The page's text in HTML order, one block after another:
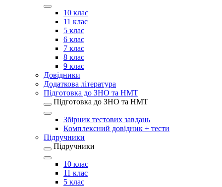
10 клас
11 клас
5 клас
6 клас
7 клас
8 клас
9 клас
Довідники
Додаткова література
Підготовка до ЗНО та НМТ
Підготовка до ЗНО та НМТ
Збірник тестових завдань
Комплексний довідник + тести
Підручники
Підручники
10 клас
11 клас
5 клас